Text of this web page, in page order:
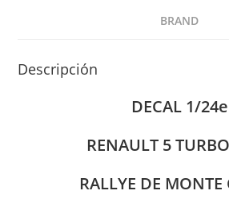
BRAND
Descripción
DECAL 1/24e
RENAULT 5
RALLYE DE MONTE